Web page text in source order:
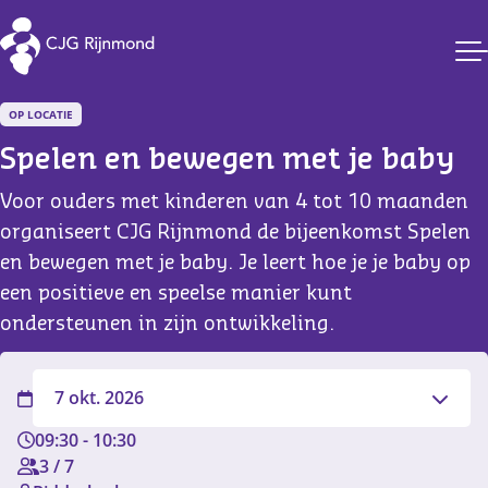
CJG Rijnmond
OP LOCATIE
Spelen en bewegen met je baby
Voor ouders met kinderen van 4 tot 10 maanden
organiseert CJG Rijnmond de bijeenkomst Spelen
en bewegen met je baby. Je leert hoe je je baby op
een positieve en speelse manier kunt
ondersteunen in zijn ontwikkeling.
7 okt. 2026
09:30- 10:30
3/7